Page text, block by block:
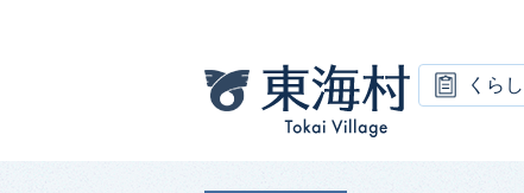
くら